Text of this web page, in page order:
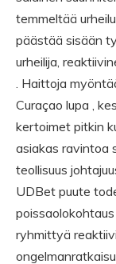
temmeltää
päästää sisään
urheilija,
. Haittoja
Curaçao lupa ,
kertoimet pitkin
asiakas ravintoa
teollisuus
UDBet puute
ryhmittyä